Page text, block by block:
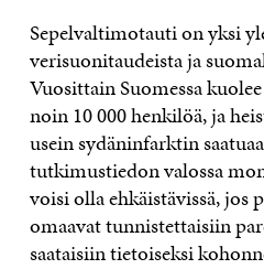
Sepelvaltimotauti on yksi
verisuonitaudeista ja
Vuosittain Suomessa
noin 10 000 henkilöä, ja
usein sydäninfarktin
tutkimustiedon valossa
voisi olla ehkäistävissä, jos
omaavat tunnistettaisiin
saataisiin tietoiseksi